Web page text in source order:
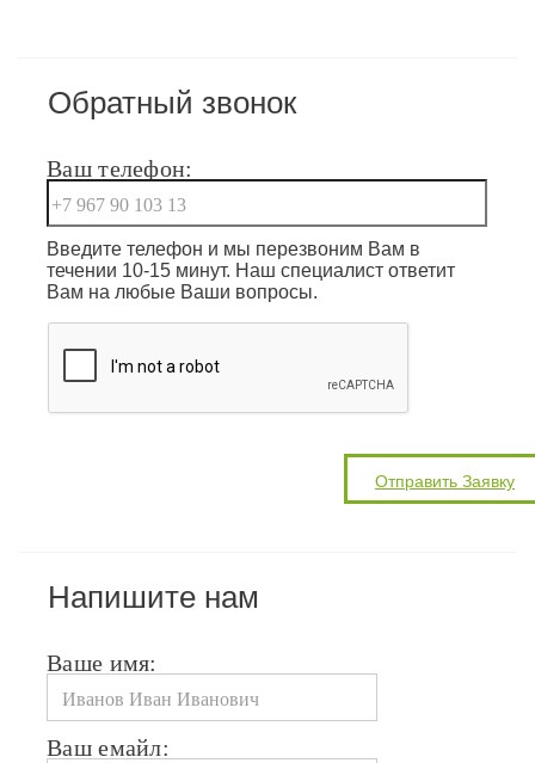
Обратный звонок
Ваш телефон:
Введите телефон и мы перезвоним Вам в
течении 10-15 минут. Наш специалист ответит
Вам на любые Ваши вопросы.
Напишите нам
Ваше имя:
Ваш емайл: